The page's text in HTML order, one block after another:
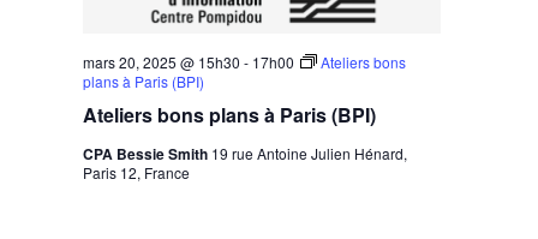
Ateliers bons plans à Paris (BPI)
mars 20, 2025 @ 15h30 - 17h00
Ateliers bons
plans à Paris (BPI)
CPA Bessie Smith 19 rue Antoine Julien Hénard,
Paris 12, France